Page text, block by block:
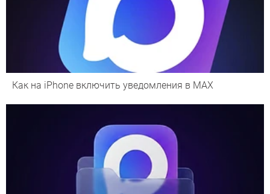
Как на iPhone включить уведомления в MAX